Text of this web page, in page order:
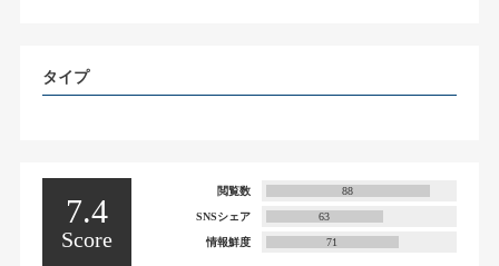
タイプ
7.4
Score
閲覧数 88
SNSシェア 63
情報鮮度 71